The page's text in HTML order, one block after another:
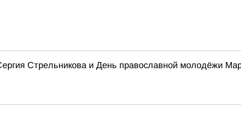
Стрельникова и День православной молодёжи